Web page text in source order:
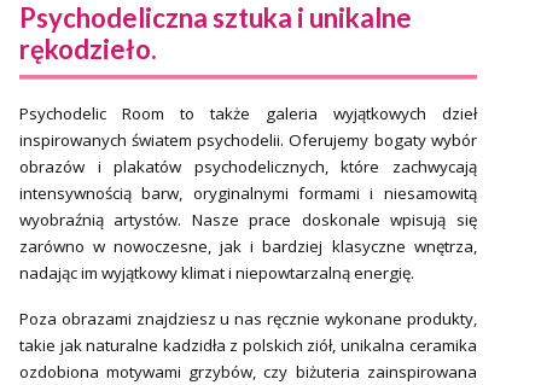
Psychodeliczna sztuka i unikalne
rękodzieło.
Psychodelic Room to także galeria wyjątkowych dzieł
inspirowanych światem psychodelii. Oferujemy bogaty wybór
obrazów i plakatów psychodelicznych, które zachwycają
intensywnością barw, oryginalnymi formami i niesamowitą
wyobraźnią artystów. Nasze prace doskonale wpisują się
zarówno w nowoczesne, jak i bardziej klasyczne wnętrza,
nadając im wyjątkowy klimat i niepowtarzalną energię.
Poza obrazami znajdziesz u nas ręcznie wykonane produkty,
takie jak naturalne kadzidła z polskich ziół, unikalna ceramika
ozdobiona motywami grzybów, czy biżuteria zainspirowana